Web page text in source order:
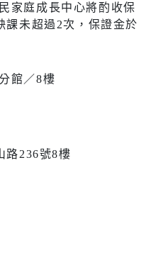
家庭成長中心將酌收保
課未超過2次，保證金於
館／8樓
路236號8樓